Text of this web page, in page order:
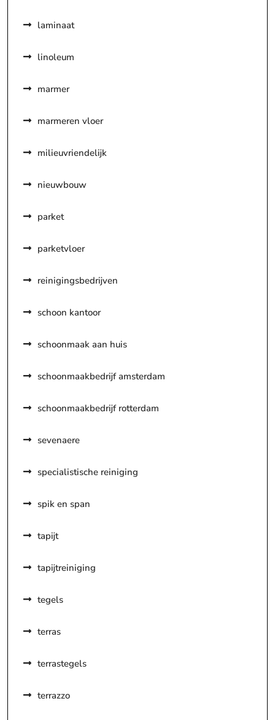
laminaat
linoleum
marmer
marmeren vloer
milieuvriendelijk
nieuwbouw
parket
parketvloer
reinigingsbedrijven
schoon kantoor
schoonmaak aan huis
schoonmaakbedrijf amsterdam
schoonmaakbedrijf rotterdam
sevenaere
specialistische reiniging
spik en span
tapijt
tapijtreiniging
tegels
terras
terrastegels
terrazzo